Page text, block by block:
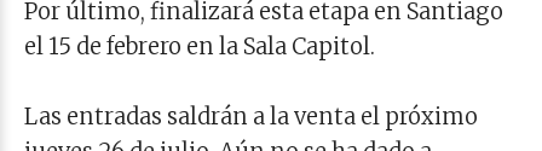
Por último, finalizará esta etapa en Santiago
el 15 de febrero en la Sala Capitol.
Las entradas saldrán a la venta el próximo